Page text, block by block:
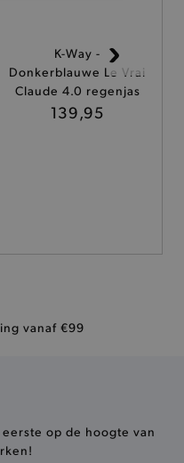
K-Way -
Donkerblauwe Le Vrai
Claude 4.0 regenjas
139,95
vanaf €99
op de hoogte van
maar